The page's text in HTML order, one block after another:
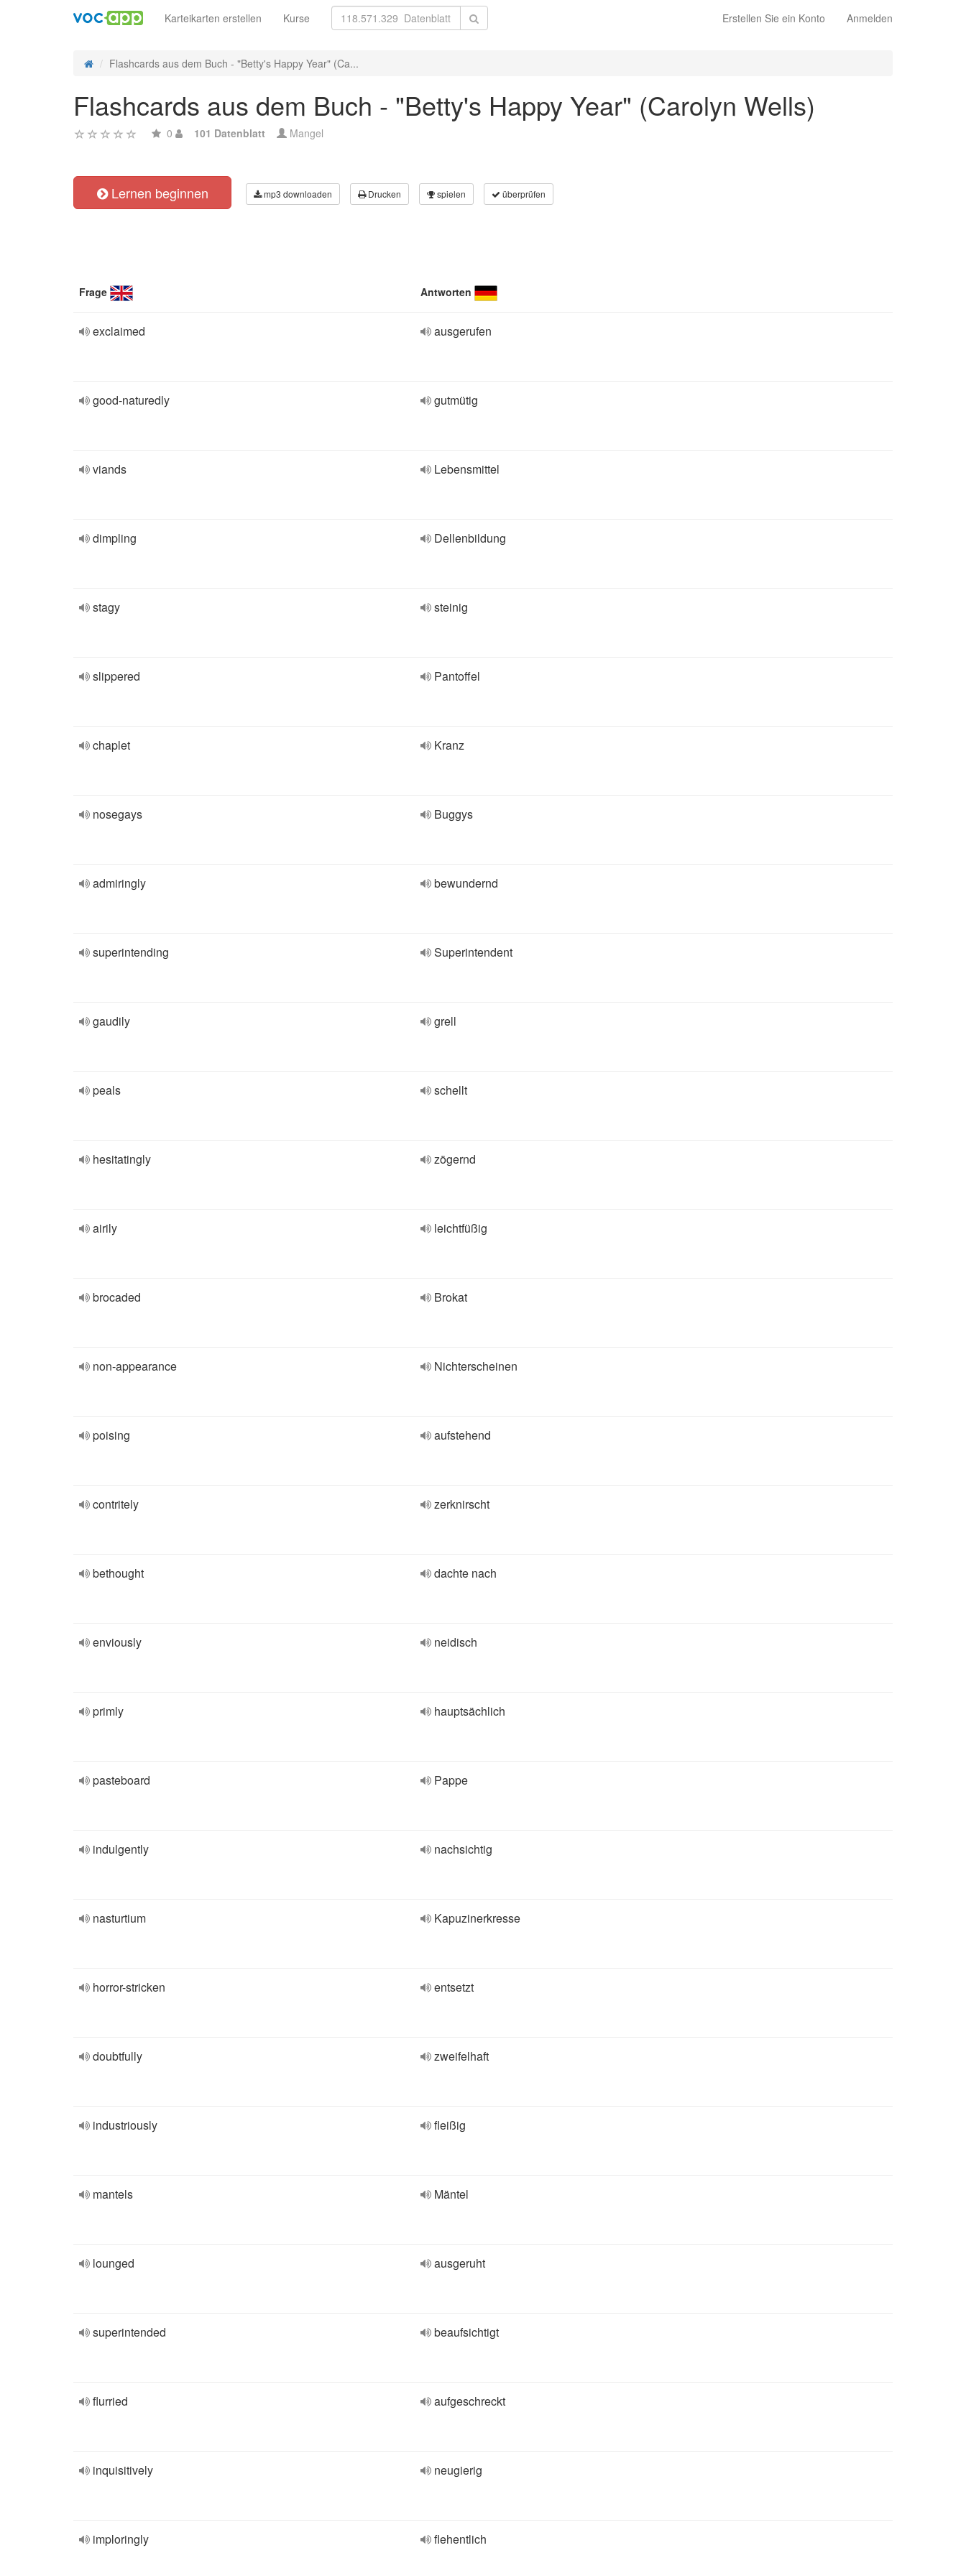
Erstellen Sie ein Konto Anmelden
Karteikarten erstellen Kurse
Flashcards aus dem Buch - "Betty's Happy Year" (Ca...
Flashcards aus dem Buch - "Betty's Happy Year" (Carolyn Wells)
0 101 Datenblatt Mangel
Lernen beginnen mp3 downloaden Drucken spielen überprüfen
Frage Antworten
exclaimed ausgerufen
good-naturedly gutmütig
viands Lebensmittel
dimpling Dellenbildung
stagy steinig
slippered Pantoffel
chaplet Kranz
nosegays Buggys
admiringly bewundernd
superintending Superintendent
gaudily grell
peals schellt
hesitatingly zögernd
airily leichtfüßig
brocaded Brokat
non-appearance Nichterscheinen
poising aufstehend
contritely zerknirscht
bethought dachte nach
enviously neidisch
primly hauptsächlich
pasteboard Pappe
indulgently nachsichtig
nasturtium Kapuzinerkresse
horror-stricken entsetzt
doubtfully zweifelhaft
industriously fleißig
mantels Mäntel
lounged ausgeruht
superintended beaufsichtigt
flurried aufgeschreckt
inquisitively neugierig
imploringly flehentlich